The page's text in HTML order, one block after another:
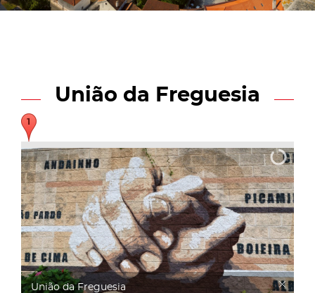
União da Freguesia
União da Freguesia